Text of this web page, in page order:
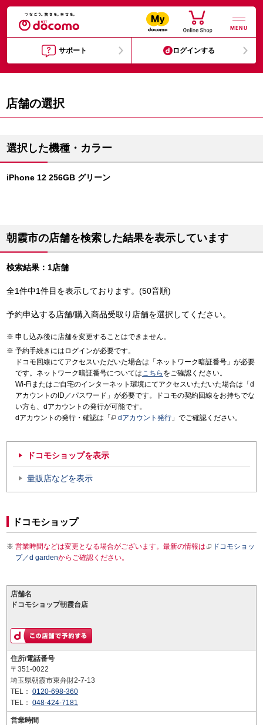
MENU
サポート ログインする
店舗の選択
選択した機種・カラー
iPhone 12 256GB グリーン
朝霞市の店舗を検索した結果を表示しています
検索結果：1店舗
全1件中1件目を表示しております。(50音順)
予約申込する店舗/購入商品受取り店舗を選択してください。
申し込み後に店舗を変更することはできません。
予約手続きにはログインが必要です。
ドコモ回線にてアクセスいただいた場合は「ネットワーク暗証番号」が必要
です。ネットワーク暗証番号についてはこちら をご確認ください。
Wi-Fiまたはご自宅のインターネット環境にてアクセスいただいた場合は「d
アカウントのID／パスワード」が必要です。ドコモの契約回線をお持ちでな
い方も、dアカウントの発行が可能です。
dアカウントの発行・確認は「
dアカウント発行 」でご確認ください。
ドコモショップを表示
量販店などを表示
ドコモショップ
営業時間などは変更となる場合がございます。最新の情報は
ドコモショッ
プ／d gardenからご確認ください。
店舗名
ドコモショップ朝霞台店
住所/電話番号
〒351-0022
埼玉県朝霞市東弁財2-7-13
TEL： 0120-698-360
TEL： 048-424-7181
営業時間